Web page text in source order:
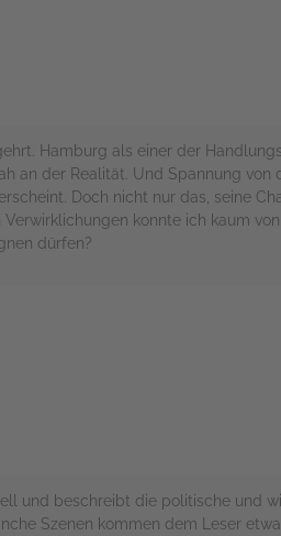
Hamburg als einer der
an der Realität. Und Spannung von
Doch nicht nur das, seine
konnte ich kaum
dürfen?
und beschreibt die politische und
Szenen kommen dem Leser